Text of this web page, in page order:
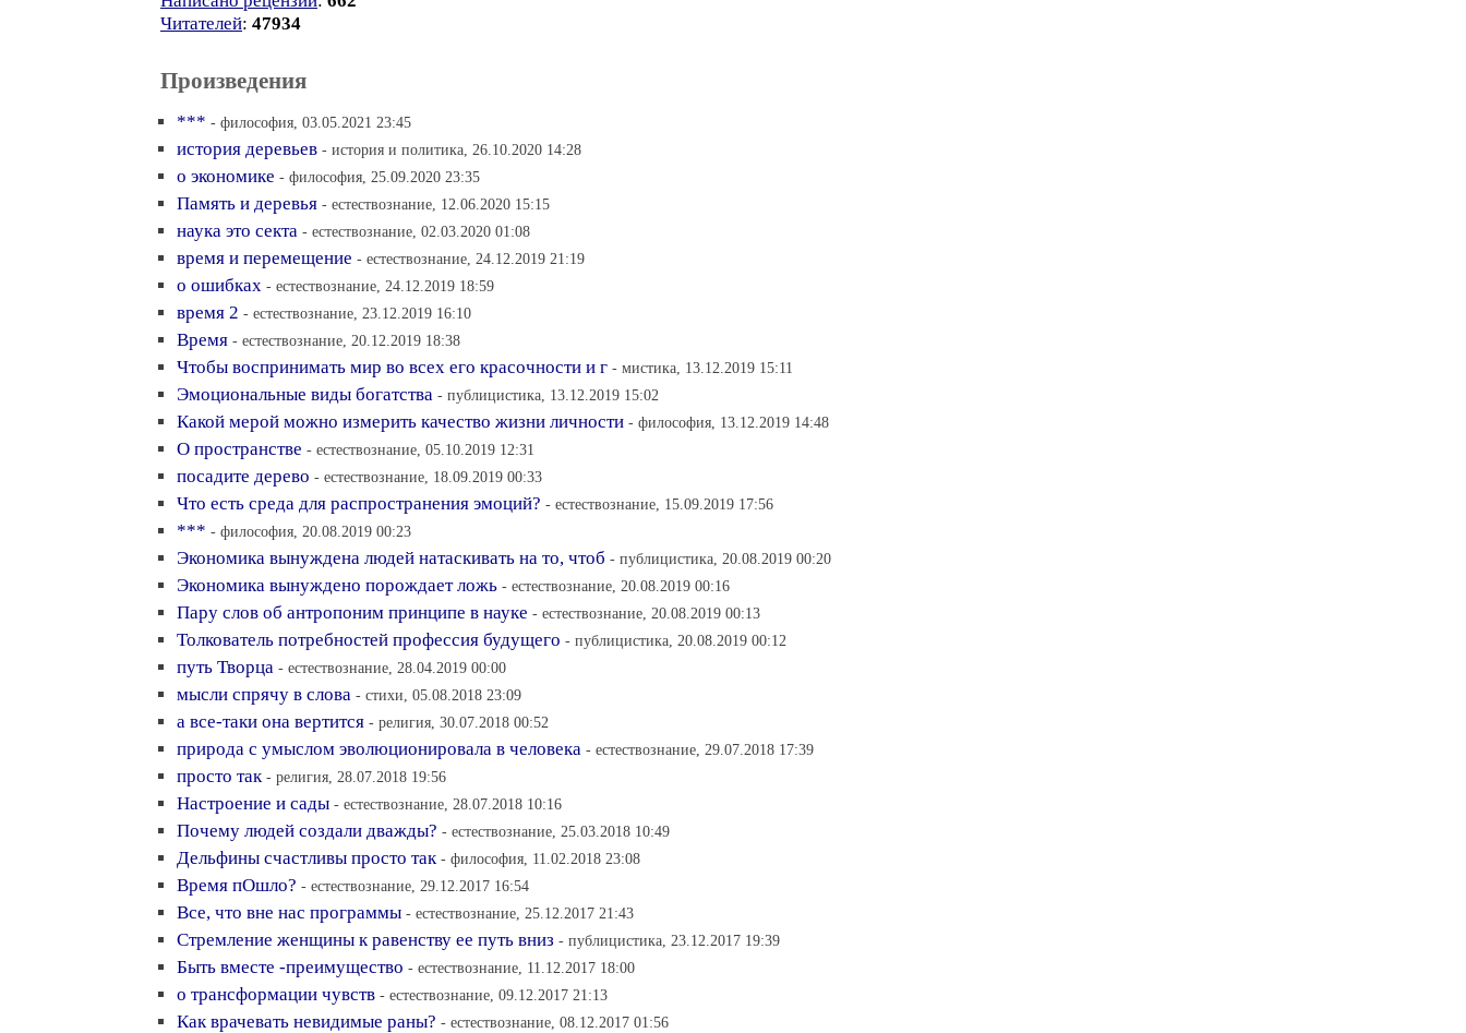
Читателей: 47934
Произведения
*** - философия, 03.05.2021 23:45
история деревьев - история и политика, 26.10.2020 14:28
о экономике - философия, 25.09.2020 23:35
Память и деревья - естествознание, 12.06.2020 15:15
наука это секта - естествознание, 02.03.2020 01:08
время и перемещение - естествознание, 24.12.2019 21:19
о ошибках - естествознание, 24.12.2019 18:59
время 2 - естествознание, 23.12.2019 16:10
Время - естествознание, 20.12.2019 18:38
Чтобы воспринимать мир во всех его красочности и г - мистика, 13.12.2019 15:11
Эмоциональные виды богатства - публицистика, 13.12.2019 15:02
Какой мерой можно измерить качество жизни личности - философия, 13.12.2019 14:48
О пространстве - естествознание, 05.10.2019 12:31
посадите дерево - естествознание, 18.09.2019 00:33
Что есть среда для распространения эмоций? - естествознание, 15.09.2019 17:56
*** - философия, 20.08.2019 00:23
Экономика вынуждена людей натаскивать на то, чтоб - публицистика, 20.08.2019 00:20
Экономика вынуждено порождает ложь - естествознание, 20.08.2019 00:16
Пару слов об антропоним принципе в науке - естествознание, 20.08.2019 00:13
Толкователь потребностей профессия будущего - публицистика, 20.08.2019 00:12
путь Творца - естествознание, 28.04.2019 00:00
мысли спрячу в слова - стихи, 05.08.2018 23:09
а все-таки она вертится - религия, 30.07.2018 00:52
природа с умыслом эволюционировала в человека - естествознание, 29.07.2018 17:39
просто так - религия, 28.07.2018 19:56
Настроение и сады - естествознание, 28.07.2018 10:16
Почему людей создали дважды? - естествознание, 25.03.2018 10:49
Дельфины счастливы просто так - философия, 11.02.2018 23:08
Время пОшло? - естествознание, 29.12.2017 16:54
Все, что вне нас программы - естествознание, 25.12.2017 21:43
Стремление женщины к равенству ее путь вниз - публицистика, 23.12.2017 19:39
Быть вместе -преимущество - естествознание, 11.12.2017 18:00
о трансформации чувств - естествознание, 09.12.2017 21:13
Как врачевать невидимые раны? - естествознание, 08.12.2017 01:56